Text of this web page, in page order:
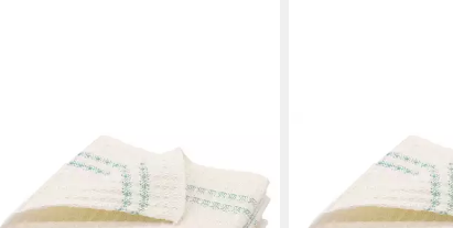
Reinigungstücher
15,99 €
in 4-5 Werktagen bei dir
Reinigungstücher
15,99 €
in 4-5 Werktagen bei dir